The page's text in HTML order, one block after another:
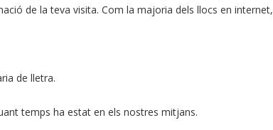
de la teva visita. Com la majoria dels llocs en internet,
de lletra.
temps ha estat en els nostres mitjans.